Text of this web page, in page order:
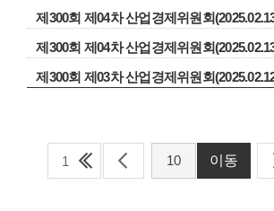
제300회 제04차 산업경제위원회
제300회 제04차 산업경제위원회
제300회 제03차 산업경제위원회
1